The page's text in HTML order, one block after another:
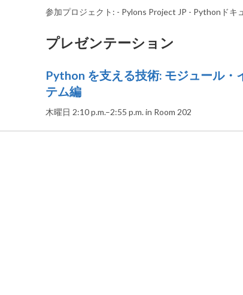
参加プロジェクト: - Pylons Project JP - Pythonドキ
プレゼンテーション
Python を支える技術: モジュール・
テム編
木曜日 2:10 p.m.–2:55 p.m. in Room 202